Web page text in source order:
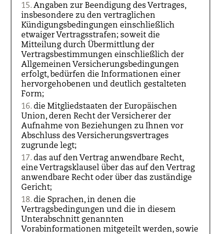
Angaben zur Beendigung des Vertrages,
insbesondere zu den vertraglichen
Kündigungsbedingungen einschließlich
etwaiger Vertragsstrafen; soweit die
Mitteilung durch Übermittlung der
Vertragsbestimmungen einschließlich der
Allgemeinen Versicherungsbedingungen
erfolgt, bedürfen die Informationen einer
hervorgehobenen und deutlich gestalteten
Form;
die Mitgliedstaaten der Europäischen
Union, deren Recht der Versicherer der
Aufnahme von Beziehungen zu Ihnen vor
Abschluss des Versicherungsvertrages
zugrunde legt;
das auf den Vertrag anwendbare Recht,
eine Vertragsklausel über das auf den Vertrag
anwendbare Recht oder über das zuständige
Gericht;
die Sprachen, in denen die
Vertragsbedingungen und die in diesem
Unterabschnitt genannten
Vorabinformationen mitgeteilt werden, sowie